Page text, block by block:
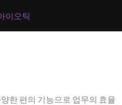
한 편의 기능으로 업무의 효율